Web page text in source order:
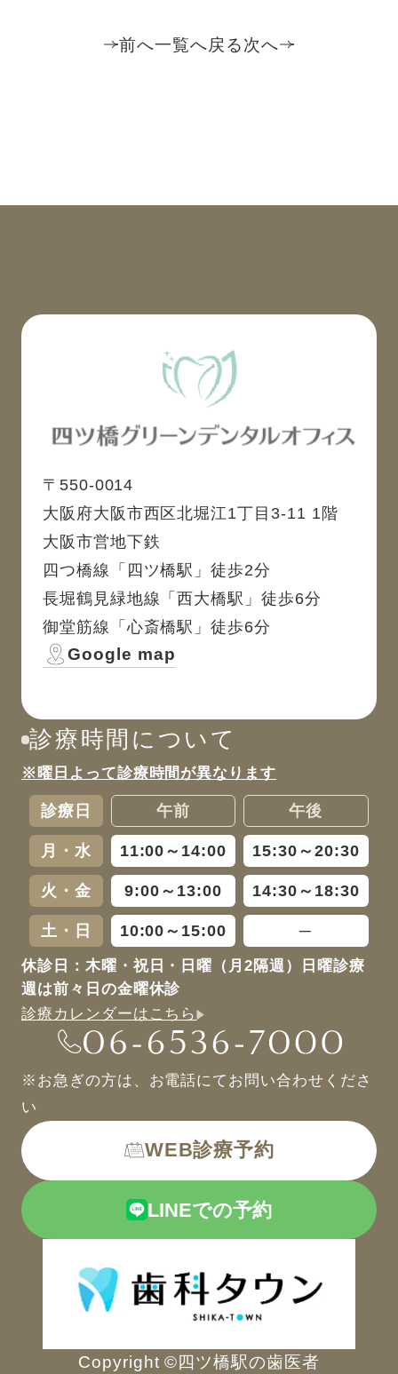
前へ一覧へ戻る次へ
〒550-0014
大阪府大阪市西区北堀江1丁目3-11 1階
大阪市営地下鉄
四つ橋線「四ツ橋駅」徒歩2分
長堀鶴見緑地線「西大橋駅」徒歩6分
御堂筋線「心斎橋駅」徒歩6分
Google map
診療時間について
※曜日よって診療時間が異なります
診療日 午前 午後
月・水 11:00～14:00 15:30～20:30
火・金 9:00～13:00 14:30～18:30
土・日 10:00～15:00 ─
休診日：木曜・祝日・日曜（月2隔週）日曜診療
週は前々日の金曜休診
診療カレンダーはこちら
※お急ぎの方は、お電話にてお問い合わせくださ
い
WEB診療予約
LINEでの予約
Copyright ©四ツ橋駅の歯医者